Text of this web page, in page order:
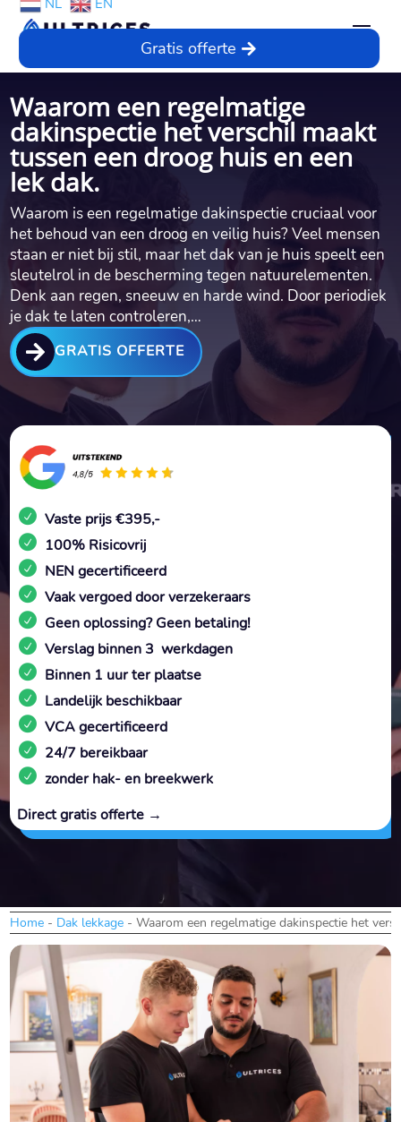
NL EN
Gratis offerte
Waarom een regelmatige
dakinspectie het verschil maakt
tussen een droog huis en een
lek dak.​
Waarom is een regelmatige dakinspectie cruciaal voor
het behoud van een droog en veilig huis? Veel mensen
staan er niet bij stil, maar het dak van je huis speelt een
sleutelrol in de bescherming tegen natuurelementen.​
Denk aan regen, sneeuw en harde wind.​ Door periodiek
je dak te laten controleren,…
 GRATIS OFFERTE
Vaste prijs €395,-
100% Risicovrij
NEN gecertificeerd
Vaak vergoed door verzekeraars
Geen oplossing? Geen betaling!
Verslag binnen 3 werkdagen
Binnen 1 uur ter plaatse
Landelijk beschikbaar
VCA gecertificeerd
24/7 bereikbaar
zonder hak- en breekwerk
Direct gratis offerte →
Home - Dak lekkage -Waarom een regelmatige dakinspectie het